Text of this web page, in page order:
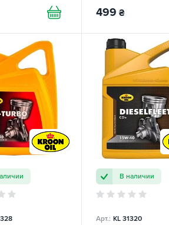
499 ₴
В наличии
Арт.: KL 31320